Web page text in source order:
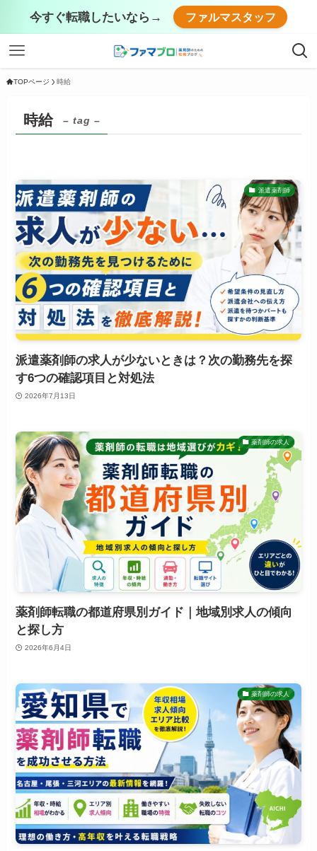
今すぐ転職したいなら→ ファルマスタッフ
TOPページ 時給
時給 – tag –
派遣薬剤師
派遣薬剤師の求人が少ないときは？次の勤務先を探
す6つの確認項目と対処法
2026年7月13日
薬剤師の求人
薬剤師転職の都道府県別ガイド｜地域別求人の傾向
と探し方
2026年6月4日
薬剤師の求人